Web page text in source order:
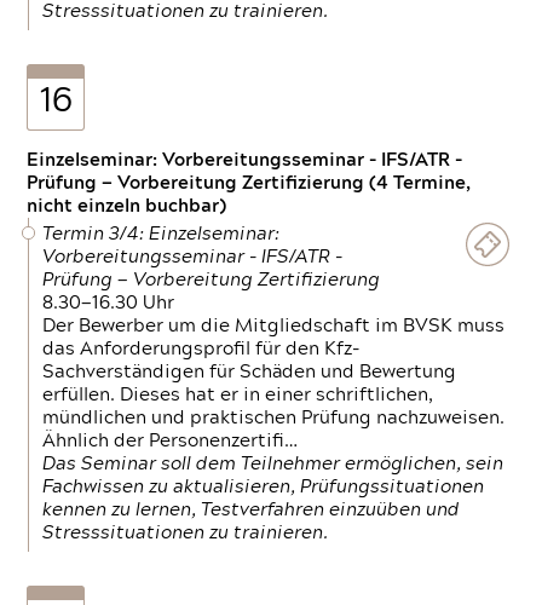
Stresssituationen zu trainieren.
16
Einzelseminar: Vorbereitungsseminar - IFS/ATR -
Prüfung — Vorbereitung Zertifizierung (4 Termine,
nicht einzeln buchbar)
Termin 3/4: Einzelseminar:
Vorbereitungsseminar - IFS/ATR -
Prüfung — Vorbereitung Zertifizierung
8.30—16.30 Uhr
Der Bewerber um die Mitgliedschaft im BVSK muss
das Anforderungsprofil für den Kfz-
Sachverständigen für Schäden und Bewertung
erfüllen. Dieses hat er in einer schriftlichen,
mündlichen und praktischen Prüfung nachzuweisen.
Ähnlich der Personenzertifi…
Das Seminar soll dem Teilnehmer ermöglichen, sein
Fachwissen zu aktualisieren, Prüfungssituationen
kennen zu lernen, Testverfahren einzuüben und
Stresssituationen zu trainieren.